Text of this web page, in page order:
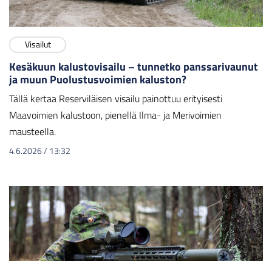
Visailut
Kesäkuun kalustovisailu – tunnetko panssarivaunut
ja muun Puolustusvoimien kaluston?
Tällä kertaa Reserviläisen visailu painottuu erityisesti
Maavoimien kalustoon, pienellä Ilma- ja Merivoimien
mausteella.
4.6.2026/ 13:32